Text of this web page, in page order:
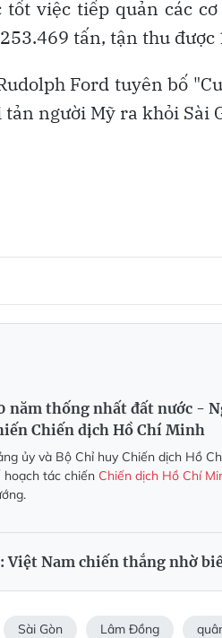
tốt việc tiếp quản các
tấn, tận thu
Ford tuyên bố
người Mỹ ra khỏi Sài
năm thống nhất đất nước -
Chiến dịch Hồ Chí Minh
ủy và Bộ Chỉ huy Chiến dịch Hồ
hoạch tác chiến Chiến dịch Hồ Chí
Nam chiến thắng nhờ
Sài Gòn Lâm Đồng